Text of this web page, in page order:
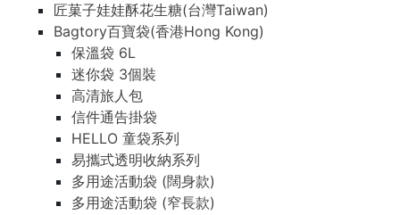
匠菓子娃娃酥花生糖(台灣Taiwan)
Bagtory百寶袋(香港Hong Kong)
保溫袋 6L
迷你袋 3個裝
高清旅人包
信件通告掛袋
HELLO 童袋系列
易攜式透明收納系列
多用途活動袋 (闊身款)
多用途活動袋 (窄長款)